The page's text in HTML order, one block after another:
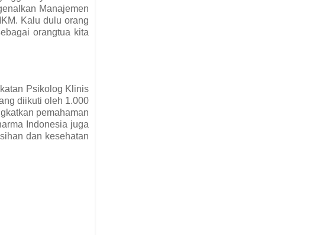
Manajemen
Kalu dulu orang
orangtua kita
Psikolog Klinis
diikuti oleh 1.000
pemahaman
Indonesia juga
dan kesehatan